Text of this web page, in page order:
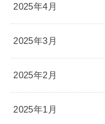
2025年4月
2025年3月
2025年2月
2025年1月